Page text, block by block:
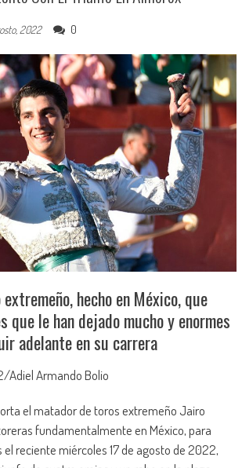
2022 0
hecho en México, que
que le han dejado mucho y enormes
adelante en su carrera
Adiel Armando Bolio
el matador de toros extremeño Jairo
fundamentalmente en México, para
reciente miércoles 17 de agosto de 2022,